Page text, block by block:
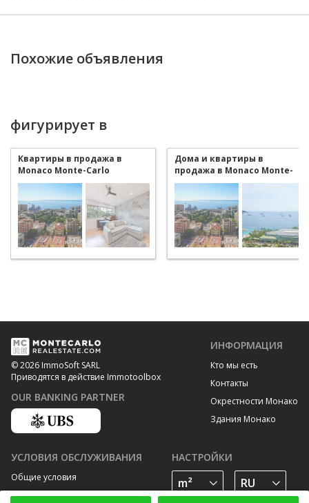
Похожие объявления
фигурирует в
Квартиры в продажа в
Monaco Monte-Carlo
Дома и квартиры в
продажа в Monaco Monte-
Carlo
© 2026 ImmoSoft SARL
Приводятся в действие Immotoolbox
OUR BANKING PARTNER
ИНФОРМАЦИЯ
Кто мы есть
Контакты
Окрестности Монако
Здания Монако
УСЛОВИЯ ОБСЛУЖИВАНИЯ
Общие условия
Политика конфиденциальности
НАСТРОЙКИ